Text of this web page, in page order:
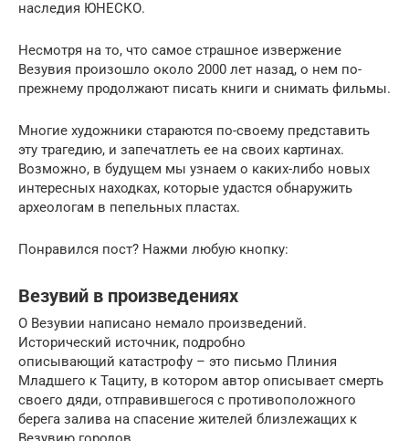
наследия ЮНЕСКО.
Несмотря на то, что самое страшное извержение
Везувия произошло около 2000 лет назад, о нем по-
прежнему продолжают писать книги и снимать фильмы.
Многие художники стараются по-своему представить
эту трагедию, и запечатлеть ее на своих картинах.
Возможно, в будущем мы узнаем о каких-либо новых
интересных находках, которые удастся обнаружить
археологам в пепельных пластах.
Понравился пост? Нажми любую кнопку:
Везувий в произведениях
О Везувии написано немало произведений.
Исторический источник, подробно
описывающий катастрофу – это письмо Плиния
Младшего к Тациту, в котором автор описывает смерть
своего дяди, отправившегося с противоположного
берега залива на спасение жителей близлежащих к